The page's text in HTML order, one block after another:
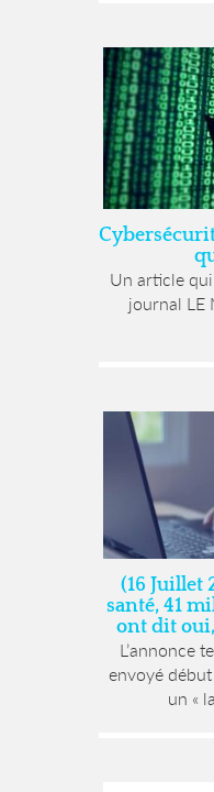
Un article
journal LE
(16 Juillet
santé, 41
ont dit
L’annonce
envoyé
un «